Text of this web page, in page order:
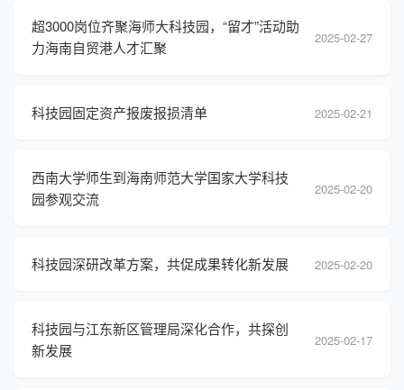
超3000岗位齐聚海师大科技园，“留才”活动助
力海南自贸港人才汇聚
2025-02-27
科技园固定资产报废报损清单 2025-02-21
西南大学师生到海南师范大学国家大学科技
园参观交流
2025-02-20
科技园深研改革方案，共促成果转化新发展 2025-02-20
科技园与江东新区管理局深化合作，共探创
新发展
2025-02-17